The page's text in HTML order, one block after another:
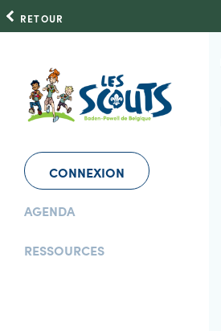
RETOUR
CONNEXION
AGENDA
RESSOURCES